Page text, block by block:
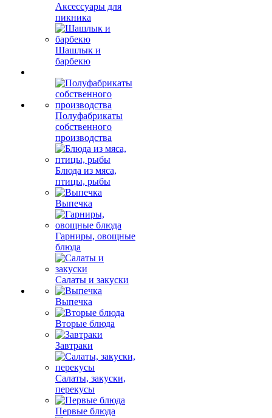
Аксессуары для
пикника
Шашлык и
барбекю
Полуфабрикаты
собственного
производства
Блюда из мяса,
птицы, рыбы
Выпечка
Гарниры, овощные
блюда
Салаты и закуски
Выпечка
Вторые блюда
Завтраки
Салаты, закуски,
перекусы
Первые блюда